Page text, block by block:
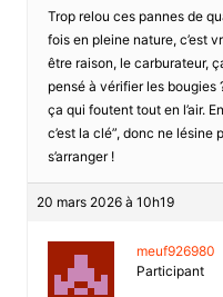
Trop relou ces pannes de
fois en pleine nature, c’est
être raison, le carburateur,
pensé à vérifier les bougies
ça qui foutent tout en l’air.
c’est la clé”, donc ne
s’arranger !
20 mars 2026 à 10h19
meuf926980
Participant